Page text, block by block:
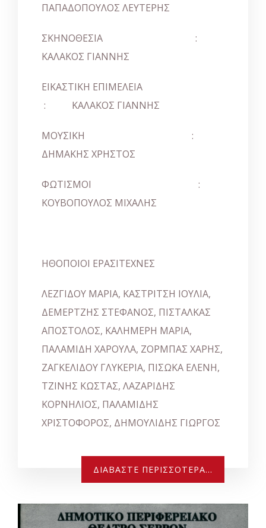
ΠΑΠΑΔΟΠΟΥΛΟΣ ΛΕΥΤΕΡΗΣ
ΣΚΗΝΟΘΕΣΙΑ :
ΚΑΛΑΚΟΣ ΓΙΑΝΝΗΣ
ΕΙΚΑΣΤΙΚΗ ΕΠΙΜΕΛΕΙΑ
: ΚΑΛΑΚΟΣ ΓΙΑΝΝΗΣ
ΜΟΥΣΙΚΗ :
ΔΗΜΑΚΗΣ ΧΡΗΣΤΟΣ
ΦΩΤΙΣΜΟΙ
:
ΚΟΥΒΟΠΟΥΛΟΣ ΜΙΧΑΛΗΣ
ΗΘΟΠΟΙΟΙ ΕΡΑΣΙΤΕΧΝΕΣ
ΛΕΖΓΙΔΟΥ ΜΑΡΙΑ, ΚΑΣΤΡΙΤΣΗ ΙΟΥΛΙΑ,
ΔΕΜΕΡΤΖΗΣ ΣΤΕΦΑΝΟΣ, ΠΙΣΤΑΛΚΑΣ
ΑΠΟΣΤΟΛΟΣ, ΚΑΛΗΜΕΡΗ ΜΑΡΙΑ,
ΠΑΛΑΜΙΔΗ ΧΑΡΟΥΛΑ, ΖΟΡΜΠΑΣ ΧΑΡΗΣ,
ΖΑΓΚΕΛΙΔΟΥ ΓΛΥΚΕΡΙΑ, ΠΙΣΩΚΑ ΕΛΕΝΗ,
ΤΖΙΝΗΣ ΚΩΣΤΑΣ, ΛΑΖΑΡΙΔΗΣ
ΚΟΡΝΗΛΙΟΣ, ΠΑΛΑΜΙΔΗΣ
ΧΡΙΣΤΟΦΟΡΟΣ, ΔΗΜΟΥΛΙΔΗΣ ΓΙΩΡΓΟΣ
ΔΙΑΒΆΣΤΕ ΠΕΡΙΣΣΌΤΕΡΑ...